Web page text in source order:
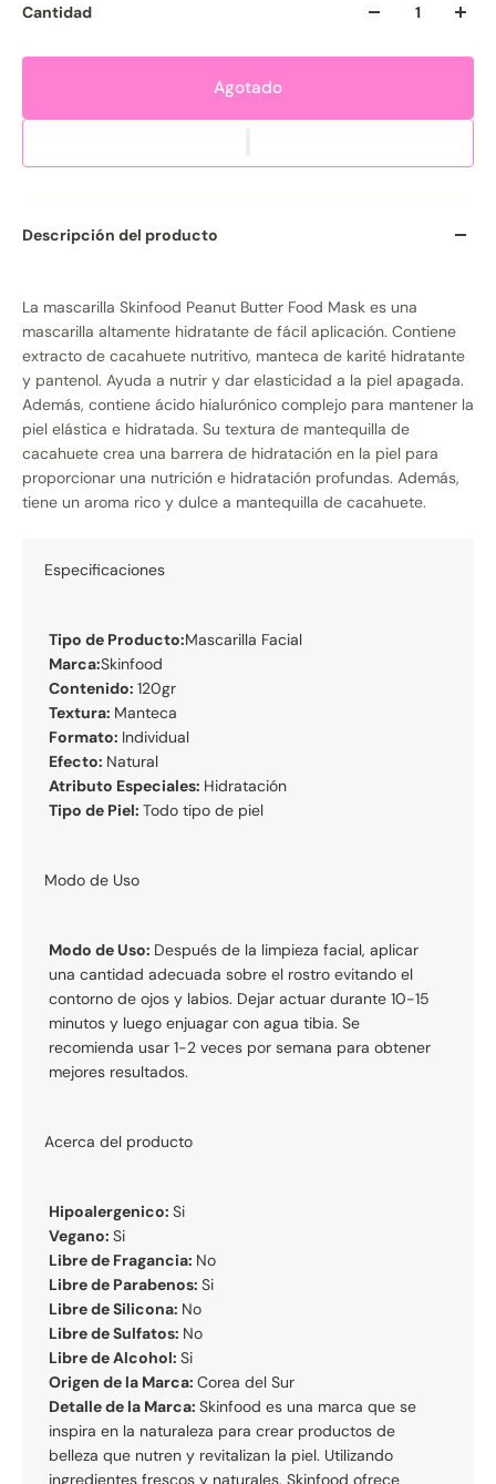
Cantidad
Agotado
Descripción del producto
La mascarilla Skinfood Peanut Butter Food Mask es una
mascarilla altamente hidratante de fácil aplicación. Contiene
extracto de cacahuete nutritivo, manteca de karité hidratante
y pantenol. Ayuda a nutrir y dar elasticidad a la piel apagada.
Además, contiene ácido hialurónico complejo para mantener la
piel elástica e hidratada. Su textura de mantequilla de
cacahuete crea una barrera de hidratación en la piel para
proporcionar una nutrición e hidratación profundas. Además,
tiene un aroma rico y dulce a mantequilla de cacahuete.
Especificaciones
Tipo de Producto:Mascarilla Facial
Marca:Skinfood
Contenido: 120gr
Textura: Manteca
Formato: Individual
Efecto: Natural
Atributo Especiales: Hidratación
Tipo de Piel: Todo tipo de piel
Modo de Uso
Modo de Uso: Después de la limpieza facial, aplicar
una cantidad adecuada sobre el rostro evitando el
contorno de ojos y labios. Dejar actuar durante 10-15
minutos y luego enjuagar con agua tibia. Se
recomienda usar 1-2 veces por semana para obtener
mejores resultados.
Acerca del producto
Hipoalergenico: Si
Vegano: Si
Libre de Fragancia: No
Libre de Parabenos: Si
Libre de Silicona: No
Libre de Sulfatos: No
Libre de Alcohol: Si
Origen de la Marca: Corea del Sur
Detalle de la Marca: Skinfood es una marca que se
inspira en la naturaleza para crear productos de
belleza que nutren y revitalizan la piel. Utilizando
ingredientes frescos y naturales, Skinfood ofrece